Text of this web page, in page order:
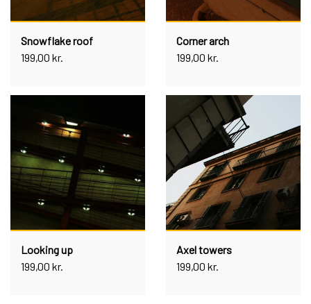
Snowflake roof
199,00 kr.
Corner arch
199,00 kr.
Looking up
199,00 kr.
Axel towers
199,00 kr.